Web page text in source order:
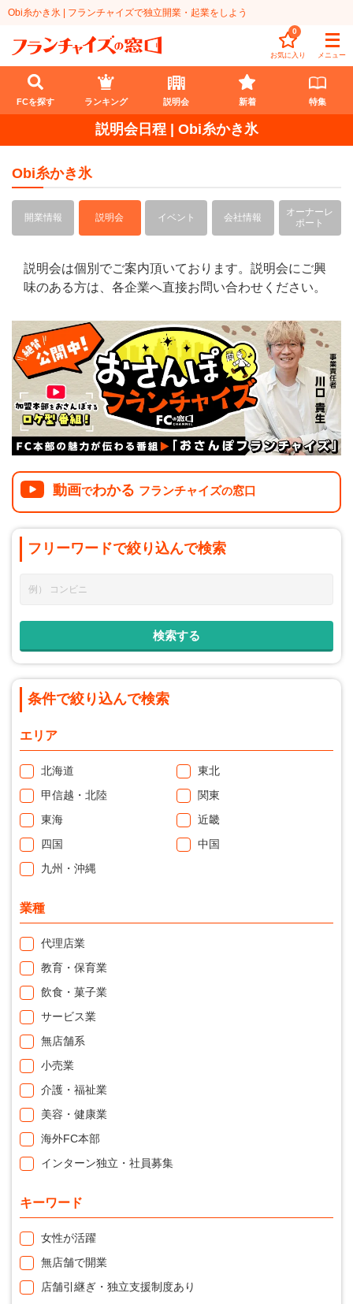
Obi糸かき氷 | フランチャイズで独立開業・起業をしよう
お気に入り
0
メニュー
FCを探す
業種
代理店業
飲食・菓子業
無店舗系
小売業
介護・福祉業
美容・健康業
海外FC本部
インターン独立・社員募集
開業資金
101万円～300万円
501万円～1000万円
1001万円以上
北海道
東北
甲信越・北陸
関東
東海
近畿
四国
九州・沖縄
ランキング
総合ランキング
介護
塾
飲食
リペアクリーニング
100万以下で開業
脱サラで開業
法人様オススメ
副業・サイドビジネス
週間ランキング
説明会
イベント
お役立ち情報コラム
会員登録 ログイン
FCを探す ランキング 説明会 新着 特集
説明会日程 | Obi糸かき氷
Obi糸かき氷
開業情報 説明会 イベント 会社情報
オーナーレ
ポート
説明会は個別でご案内頂いております。説明会にご興
味のある方は、各企業へ直接お問い合わせください。
動画でわかる フランチャイズの窓口
フリーワードで絞り込んで検索
条件で絞り込んで検索
エリア
北海道
東北
甲信越・北陸
関東
東海
近畿
四国
中国
九州・沖縄
業種
代理店業
教育・保育業
飲食・菓子業
サービス業
無店舗系
小売業
介護・福祉業
美容・健康業
海外FC本部
インターン独立・社員募集
キーワード
女性が活躍
無店舗で開業
店舗引継ぎ・独立支援制度あり